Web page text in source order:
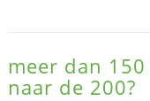
meer dan
naar de 200?